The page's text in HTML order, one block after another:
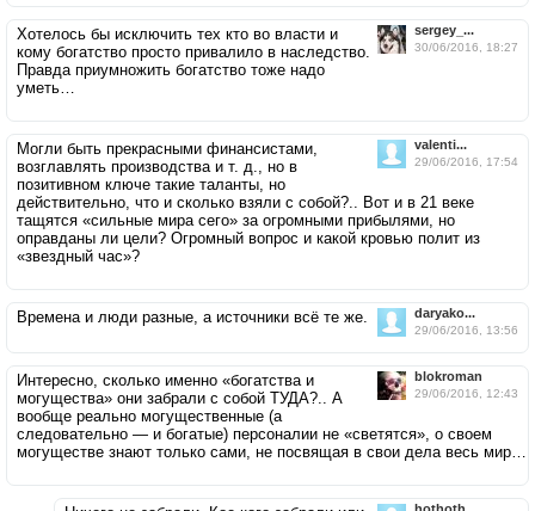
sergey_...
30/06/2016, 18:27
Хотелось бы исключить тех кто во власти и
кому богатство просто привалило в наследство.
Правда приумножить богатство тоже надо
уметь…
valenti...
29/06/2016, 17:54
Могли быть прекрасными финансистами,
возглавлять производства и т. д., но в
позитивном ключе такие таланты, но
действительно, что и сколько взяли с собой?.. Вот и в 21 веке
тащятся «сильные мира сего» за огромными прибылями, но
оправданы ли цели? Огромный вопрос и какой кровью полит из
«звездный час»?
daryako...
29/06/2016, 13:56
Времена и люди разные, а источники всё те же.
blokroman
29/06/2016, 12:43
Интересно, сколько именно «богатства и
могущества» они забрали с собой ТУДА?.. А
вообще реально могущественные (а
следовательно — и богатые) персоналии не «светятся», о своем
могуществе знают только сами, не посвящая в свои дела весь мир…